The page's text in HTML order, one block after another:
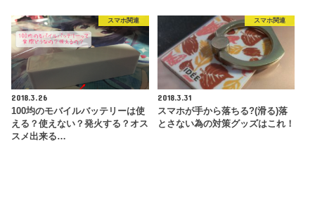
スマホ関連
2018.3.26
100均のモバイルバッテリーは使
える？使えない？発火する？オス
スメ出来る…
スマホ関連
2018.3.31
スマホが手から落ちる?(滑る)落
とさない為の対策グッズはこれ！